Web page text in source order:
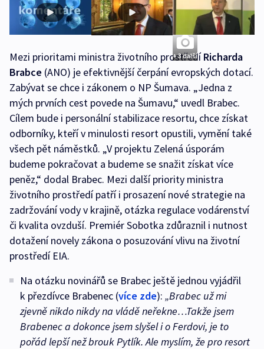
+ 3 další
Mezi prioritami ministra životního prostředíRicharda
Brabce (ANO) je efektivnější čerpání evropských dotací.
Zabývat se chce i zákonem o NP Šumava. „Jedna z
mých prvních cest povede na Šumavu,“ uvedl Brabec.
Cílem bude i personální stabilizace resortu, chce získat
odborníky, kteří v minulosti resort opustili, vymění také
všech pět náměstků. „V projektu Zelená úsporám
budeme pokračovat a budeme se snažit získat více
peněz,“ dodal Brabec. Mezi další priority ministra
životního prostředí patří i prosazení nové strategie na
zadržování vody v krajině, otázka regulace vodárenství
či kvalita ovzduší. Premiér Sobotka zdůraznil i nutnost
dotažení novely zákona o posuzování vlivu na životní
prostředí EIA.
Na otázku novinářů se Brabec ještě jednou vyjádřil
k přezdívce Brabenec (více zde): „Brabec už mi
zjevně nikdo nikdy na vládě neřekne…Takže jsem
Brabenec a dokonce jsem slyšel i o Ferdovi, je to
pořád lepší než brouk Pytlík. Ale myslím, že pro resort